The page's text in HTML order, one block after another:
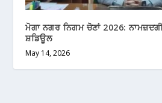
ਮੋਗਾ ਨਗਰ ਨਿਗਮ ਚੋਣਾਂ 2026:
ਸ਼ਡਿਊਲ
May 14, 2026